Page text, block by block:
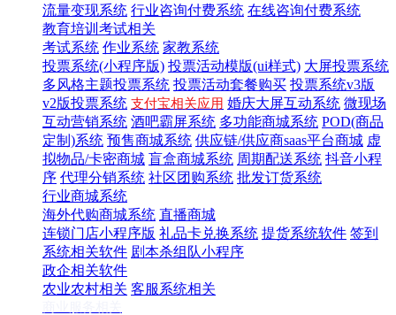
流量变现系统 行业咨询付费系统 在线咨询付费系统
教育培训考试相关
考试系统 作业系统 家教系统
投票系统(小程序版) 投票活动模版(ui样式) 大屏投票系统
多风格主题投票系统 投票活动套餐购买 投票系统v3版
v2版投票系统 支付宝相关应用 婚庆大屏互动系统 微现场
互动营销系统 酒吧霸屏系统 多功能商城系统 POD(商品
定制)系统 预售商城系统 供应链/供应商saas平台商城 虚
拟物品/卡密商城 盲盒商城系统 周期配送系统 抖音小程
序 代理分销系统 社区团购系统 批发订货系统
行业商城系统
海外代购商城系统 直播商城
连锁门店小程序版 礼品卡兑换系统 提货系统软件 签到
系统相关软件 剧本杀组队小程序
政企相关软件
农业农村相关 客服系统相关